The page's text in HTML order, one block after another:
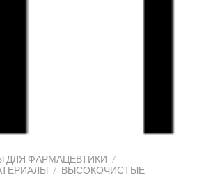
ДЛЯ ФАРМАЦЕВТИКИ /
/ ВЫСОКОЧИСТЫЕ